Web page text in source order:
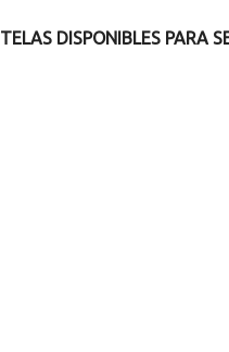
TELAS DISPONIBLES PARA